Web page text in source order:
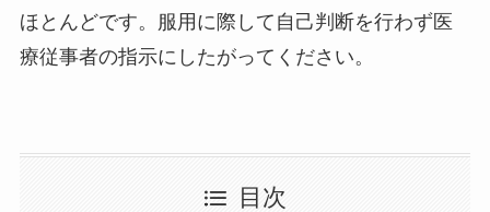
ほとんどです。服用に際して自己判断を行わず医
療従事者の指示にしたがってください。
目次